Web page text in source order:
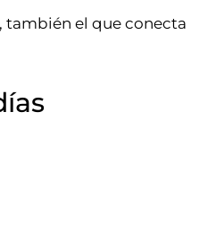
también el que conecta